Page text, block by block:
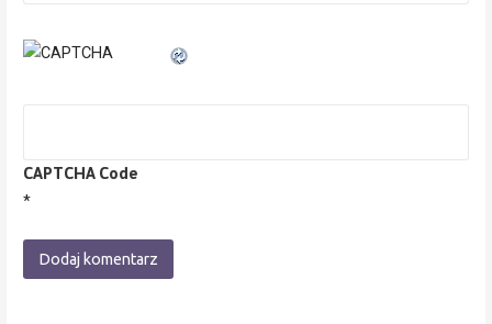
CAPTCHA Code
*